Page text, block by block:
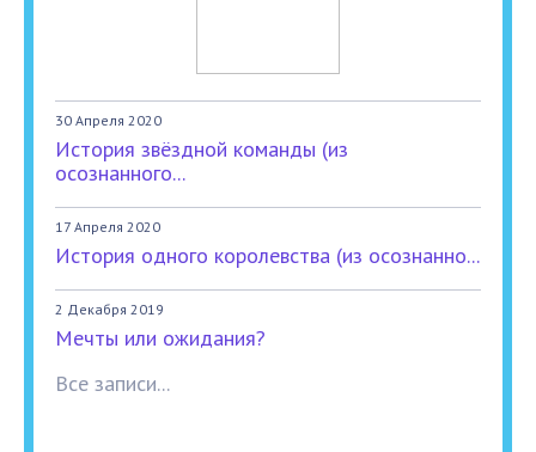
30 Апреля 2020
История звёздной команды (из
осознанного...
17 Апреля 2020
История одного королевства (из осознанно...
2 Декабря 2019
Мечты или ожидания?
Все записи...